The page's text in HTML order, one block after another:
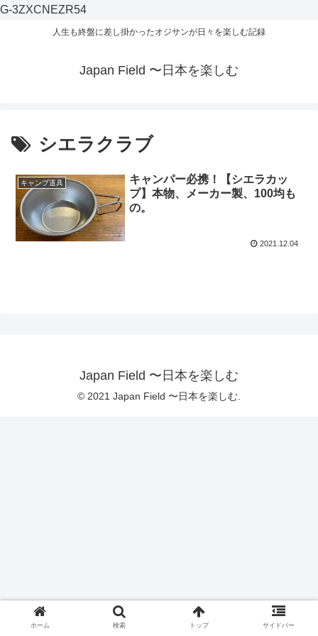
G-3ZXCNEZR54
人生も終盤に差し掛かったオジサンが日々を楽しむ記録
Japan Field 〜日本を楽しむ
シエラクラブ
キャンプ道具
キャンパー必携！【シエラカッ
プ】本物、メーカー製、100均も
の。
2021.12.04
Japan Field 〜日本を楽しむ
© 2021 Japan Field 〜日本を楽しむ.
ホーム 検索 トップ サイドバー